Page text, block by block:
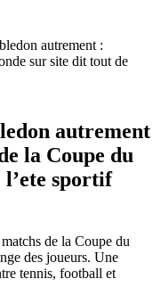
autrement :
sur site dit tout de
autrement
la Coupe du
sportif
de la Coupe du
des joueurs. Une
tennis, football et